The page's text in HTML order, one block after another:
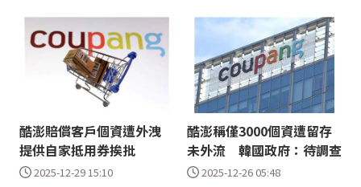
酷澎賠償客戶個資遭外洩
提供自家抵用券挨批
2025-12-29 15:10
酷澎稱僅3000個資遭留存
未外流 韓國政府：待調查
2025-12-26 05:48